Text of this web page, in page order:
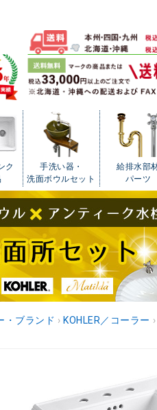
ク
手洗い器・
洗面ボウルセット
給排水部
パーツ
・ブランド › KOHLER／コーラー ›